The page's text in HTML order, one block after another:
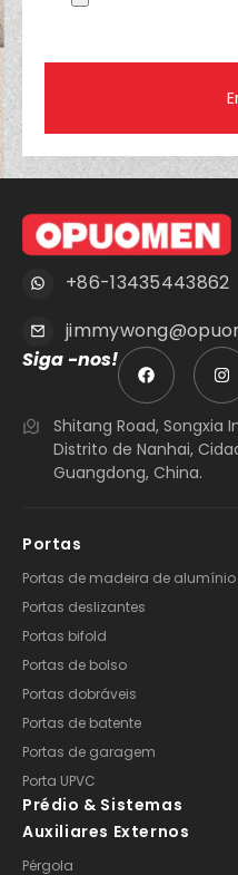
+86-13435443862
Siga -nos!
Shitang Road, Songxia
Distrito de Nanhai,
Guangdong, China.
Portas
Portas de madeira de alumínio
Portas deslizantes
Portas bifold
Portas de bolso
Portas dobráveis
Portas de batente
Portas de garagem
Porta UPVC
Prédio & Sistemas
Auxiliares Externos
Pérgola